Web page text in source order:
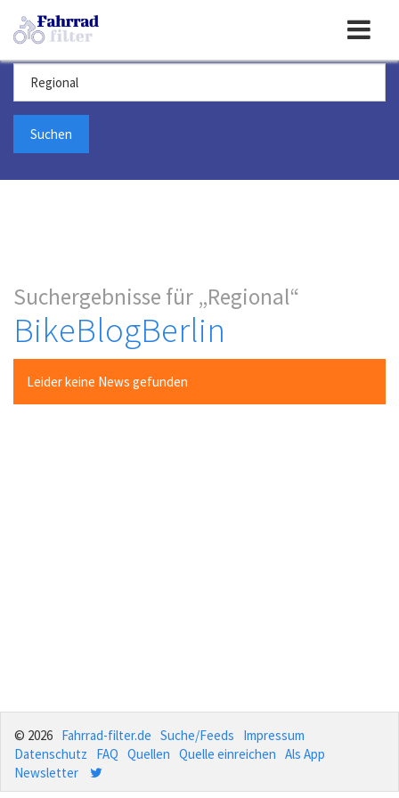
Toggle
navigation
Suchbegriff
Suchergebnisse für Regional
BikeBlogBerlin
Leider keine News gefunden
© 2026 Fahrrad-filter.de Suche/Feeds
Impressum
Datenschutz
FAQ Quellen Quelle einreichen Als App
Newsletter